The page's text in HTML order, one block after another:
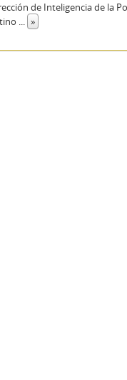
de Inteligencia de la
... »